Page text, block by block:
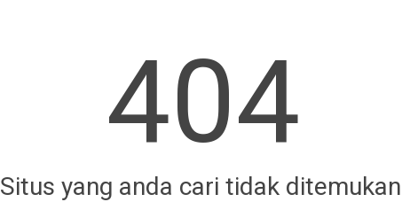
404
Situs yang anda cari tidak